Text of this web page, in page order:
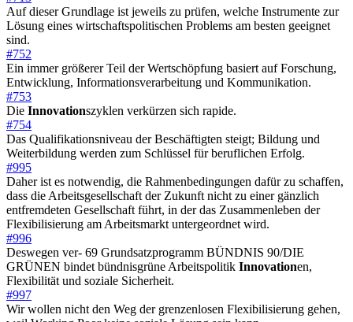
Auf dieser Grundlage ist jeweils zu prüfen, welche Instrumente zur
Lösung eines wirtschaftspolitischen Problems am besten geeignet
sind.
#752
Ein immer größerer Teil der Wertschöpfung basiert auf Forschung,
Entwicklung, Informationsverarbeitung und Kommunikation.
#753
Die Innovationszyklen verkürzen sich rapide.
#754
Das Qualifikationsniveau der Beschäftigten steigt; Bildung und
Weiterbildung werden zum Schlüssel für beruflichen Erfolg.
#995
Daher ist es notwendig, die Rahmenbedingungen dafür zu schaffen,
dass die Arbeitsgesellschaft der Zukunft nicht zu einer gänzlich
entfremdeten Gesellschaft führt, in der das Zusammenleben der
Flexibilisierung am Arbeitsmarkt untergeordnet wird.
#996
Deswegen ver- 69 Grundsatzprogramm BÜNDNIS 90/DIE
GRÜNEN bindet bündnisgrüne Arbeitspolitik Innovationen,
Flexibilität und soziale Sicherheit.
#997
Wir wollen nicht den Weg der grenzenlosen Flexibilisierung gehen,